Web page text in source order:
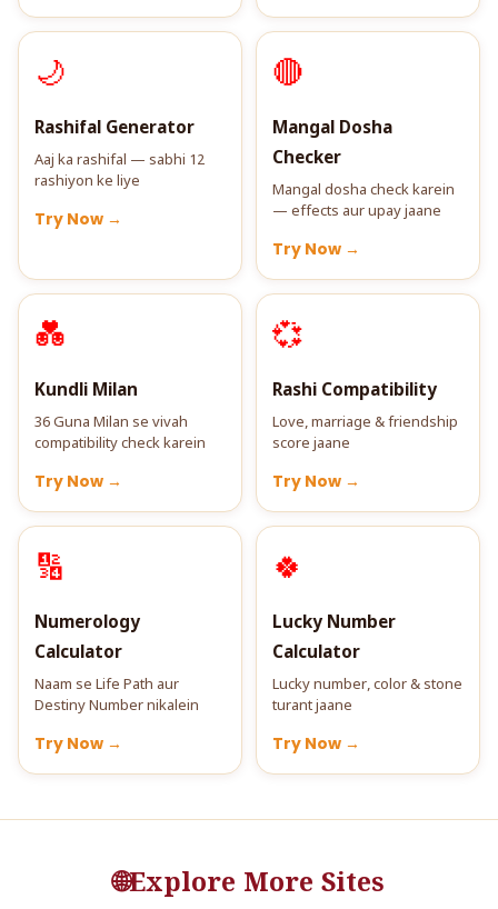
🌙
Rashifal Generator
Aaj ka rashifal — sabhi 12
rashiyon ke liye
Try Now →
🔴
Mangal Dosha
Checker
Mangal dosha check karein
— effects aur upay jaane
Try Now →
💑
Kundli Milan
36 Guna Milan se vivah
compatibility check karein
Try Now →
💞
Rashi Compatibility
Love, marriage & friendship
score jaane
Try Now →
🔢
Numerology
Calculator
Naam se Life Path aur
Destiny Number nikalein
Try Now →
🍀
Lucky Number
Calculator
Lucky number, color & stone
turant jaane
Try Now →
🌐Explore More Sites